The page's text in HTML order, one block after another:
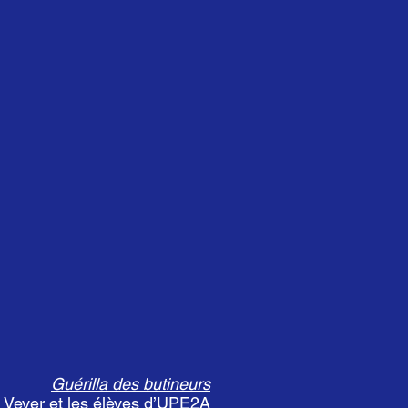
Guérilla des butineurs
et les élèves d’UPE2A